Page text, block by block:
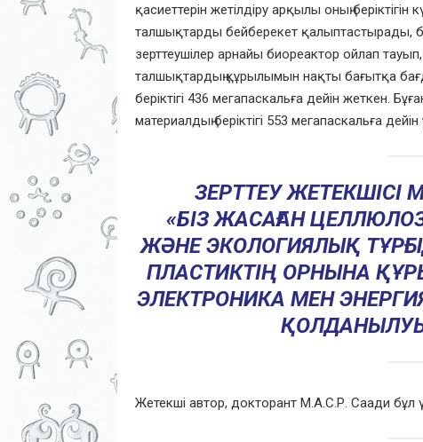
қасиеттерін жетілдіру арқылы оның
талшықтарды бейберекет қалыптастырады,
зерттеушілер арнайы биореактор ойлап
талшықтардың құрылымын нақты бағытқа
беріктігі 436 мегапаскальға дейін жеткен.
материалдың беріктігі 553 мегапаскальға
ЗЕРТТЕУ
«БІЗ ЖАСАҒАН
ЖӘНЕ ЭКОЛОГИЯЛЫҚ
ПЛАСТИКТІҢ ОРНЫНА
ЭЛЕКТРОНИКА МЕН
Жетекші автор, докторант М.А.С.Р. Саади бұл